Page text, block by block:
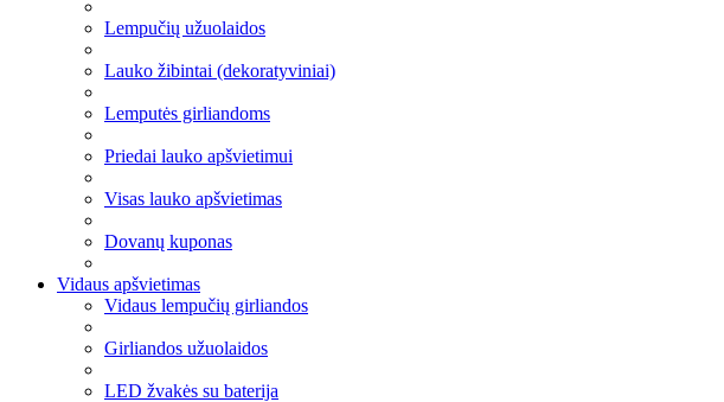
Lempučių užuolaidos
Lauko žibintai (dekoratyviniai)
Lemputės girliandoms
Priedai lauko apšvietimui
Visas lauko apšvietimas
Dovanų kuponas
Vidaus apšvietimas
Vidaus lempučių girliandos
Girliandos užuolaidos
LED žvakės su baterija